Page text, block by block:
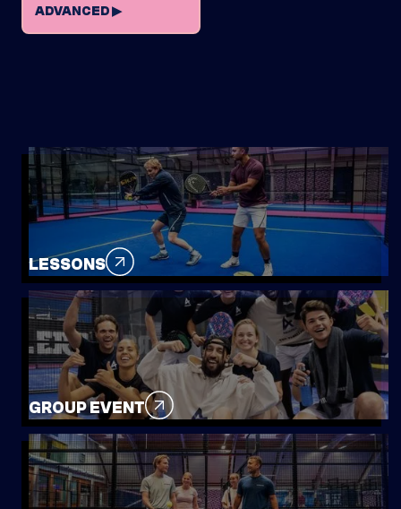
ADVANCED ▶
LESSONS
GROUP EVENT